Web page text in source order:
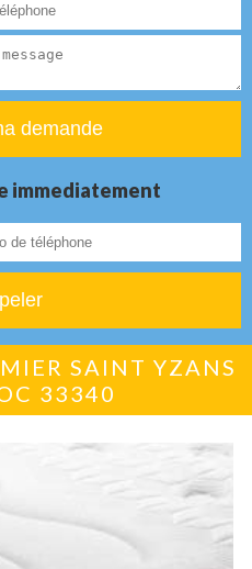
immediatement
SAINT YZANS
33340